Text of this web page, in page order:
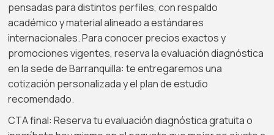
pensadas para distintos perfiles, con respaldo
académico y material alineado a estándares
internacionales. Para conocer precios exactos y
promociones vigentes, reserva la evaluación diagnóstica
en la sede de Barranquilla: te entregaremos una
cotización personalizada y el plan de estudio
recomendado.
CTA final: Reserva tu evaluación diagnóstica gratuita o